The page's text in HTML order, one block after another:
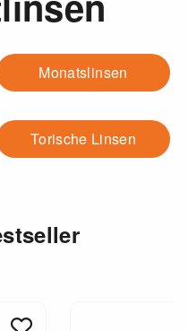
Monatslinsen
Torische Linsen